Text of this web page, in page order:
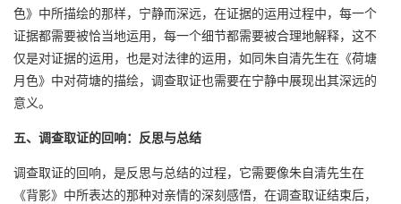
色》中所描绘的那样，宁静而深远，在证据的运用过程中，每一个
证据都需要被恰当地运用，每一个细节都需要被合理地解释，这不
仅是对证据的运用，也是对法律的运用，如同朱自清先生在《荷塘
月色》中对荷塘的描绘，调查取证也需要在宁静中展现出其深远的
意义。
五、调查取证的回响：反思与总结
调查取证的回响，是反思与总结的过程，它需要像朱自清先生在
《背影》中所表达的那种对亲情的深刻感悟，在调查取证结束后，